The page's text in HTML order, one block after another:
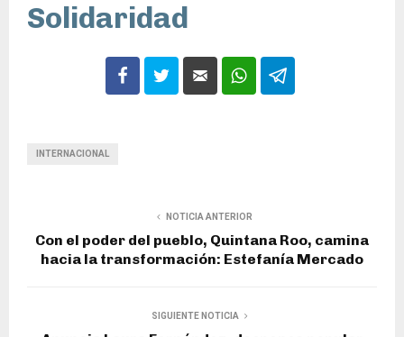
Solidaridad
INTERNACIONAL
NOTICIA ANTERIOR
Con el poder del pueblo, Quintana Roo, camina
hacia la transformación: Estefanía Mercado
SIGUIENTE NOTICIA